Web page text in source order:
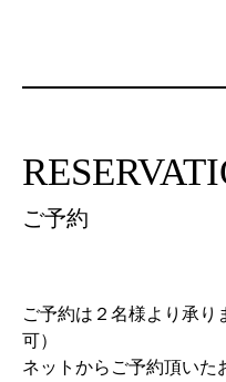
ご予約
ご予約は２名様より承り
可）
ネットからご予約頂いた